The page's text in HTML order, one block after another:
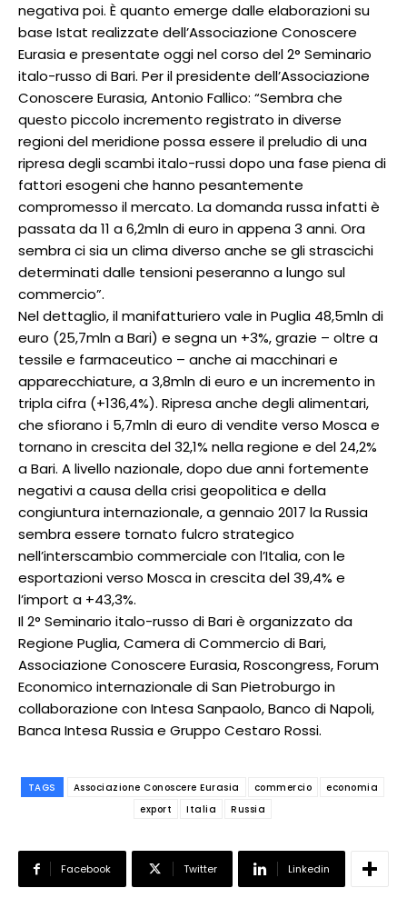
negativa poi. È quanto emerge dalle elaborazioni su
base Istat realizzate dell’Associazione Conoscere
Eurasia e presentate oggi nel corso del 2° Seminario
italo-russo di Bari. Per il presidente dell’Associazione
Conoscere Eurasia, Antonio Fallico: “Sembra che
questo piccolo incremento registrato in diverse
regioni del meridione possa essere il preludio di una
ripresa degli scambi italo-russi dopo una fase piena di
fattori esogeni che hanno pesantemente
compromesso il mercato. La domanda russa infatti è
passata da 11 a 6,2mln di euro in appena 3 anni. Ora
sembra ci sia un clima diverso anche se gli strascichi
determinati dalle tensioni peseranno a lungo sul
commercio”.
Nel dettaglio, il manifatturiero vale in Puglia 48,5mln di
euro (25,7mln a Bari) e segna un +3%, grazie – oltre a
tessile e farmaceutico – anche ai macchinari e
apparecchiature, a 3,8mln di euro e un incremento in
tripla cifra (+136,4%). Ripresa anche degli alimentari,
che sfiorano i 5,7mln di euro di vendite verso Mosca e
tornano in crescita del 32,1% nella regione e del 24,2%
a Bari. A livello nazionale, dopo due anni fortemente
negativi a causa della crisi geopolitica e della
congiuntura internazionale, a gennaio 2017 la Russia
sembra essere tornato fulcro strategico
nell’interscambio commerciale con l’Italia, con le
esportazioni verso Mosca in crescita del 39,4% e
l’import a +43,3%.
Il 2° Seminario italo-russo di Bari è organizzato da
Regione Puglia, Camera di Commercio di Bari,
Associazione Conoscere Eurasia, Roscongress, Forum
Economico internazionale di San Pietroburgo in
collaborazione con Intesa Sanpaolo, Banco di Napoli,
Banca Intesa Russia e Gruppo Cestaro Rossi.
TAGS Associazione Conoscere Eurasia commercio
economia
export
Italia Russia
Facebook Twitter Linkedin